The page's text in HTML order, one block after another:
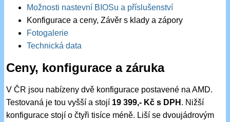
Možnosti nastevní BIOSu a příslušenství
Konfigurace a ceny, Závěr s klady a zápory
Fotogalerie
Technická data
Ceny, konfigurace a záruka
V ČR jsou nabízeny dvě konfigurace postavené na AMD.
Testovaná je tou vyšší a stojí 19 399,- Kč s DPH . Nižší
konfigurace stojí o čtyři tisíce méně. Liší se dvoujádrovým